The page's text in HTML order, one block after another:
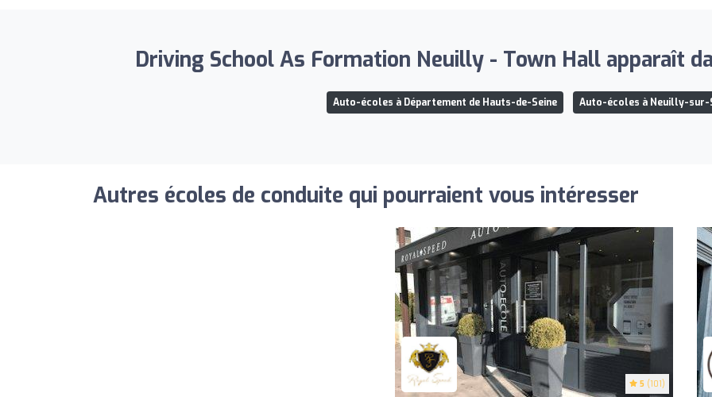
Driving School As Formation Neuilly - Town Hall apparaît
Auto-écoles à Département de Hauts-de-Seine Auto-écoles à Neuilly-sur-
Autres écoles de conduite qui pourraient vous intéresser
5 (101)